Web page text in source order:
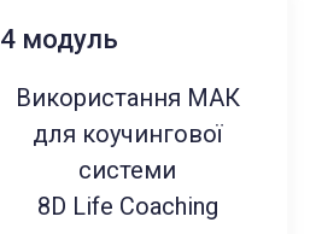
4 модуль
Використання МАК
для коучингової
системи
8D Life Coaching